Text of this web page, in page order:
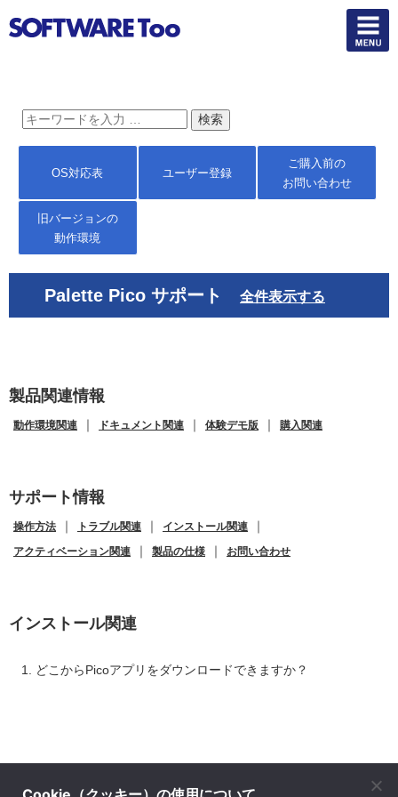
OS対応表 ユーザー登録
ご購入前の
お問い合わせ
旧バージョンの
動作環境
Palette Pico サポート 全件表示する
製品関連情報
動作環境関連 ｜ ドキュメント関連 ｜ 体験デモ版 ｜ 購入関連
サポート情報
操作方法 ｜ トラブル関連 ｜ インストール関連 ｜
アクティベーション関連 ｜ 製品の仕様 ｜ お問い合わせ
インストール関連
どこからPicoアプリをダウンロードできますか？